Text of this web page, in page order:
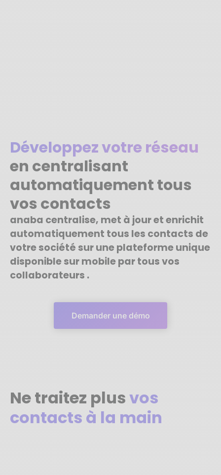
Développez votre réseau
en centralisant
automatiquement tous
vos contacts
anaba centralise, met à jour et enrichit
automatiquement tous les contacts de
votre société sur une plateforme unique
disponible sur mobile par tous vos
collaborateurs .
Demander une démo
Ne traitez plusvos
contacts à la main